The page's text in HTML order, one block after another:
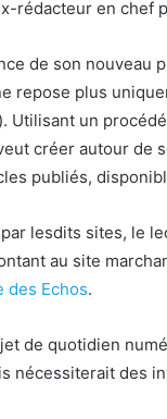
rédacteur en chef
de son nouveau
repose plus
Utilisant un
créer autour de
publiés,
lesdits sites, le
au site
des Echos.
de quotidien
nécessiterait des